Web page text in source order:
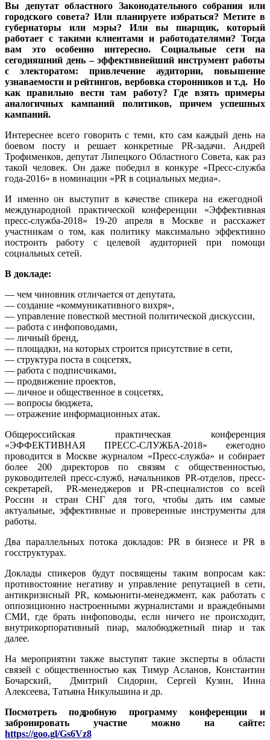
Вы депутат областного Законодательного собрания или
городского совета? Или планируете избраться? Метите в
губернаторы или мэры? Или вы пиарщик, который
работает с такими клиентами и работодателями? Тогда
вам это особенно интересно. Социальные сети на
сегодняшний день – эффективнейший инструмент работы
с электоратом: привлечение аудитории, повышение
узнаваемости и рейтингов, вербовка сторонников и т.д. Но
как правильно вести там работу? Где взять примеры
аналогичных кампаний политиков, причем успешных
кампаний.
Интереснее всего говорить с теми, кто сам каждый день на
боевом посту и решает конкретные PR-задачи. Андрей
Трофименков, депутат Липецкого Областного Совета, как раз
такой человек. Он даже победил в конкуре «Пресс-служба
года-2016» в номинации «PR в социальных медиа».
И именно он выступит в качестве спикера на ежегодной
международной практической конференции «Эффективная
пресс-служба-2018» 19-20 апреля в Москве и расскажет
участникам о том, как политику максимально эффективно
построить работу с целевой аудиторией при помощи
социальных сетей.
В докладе:
— чем чиновник отличается от депутата,
— создание «коммуникативного вихря»,
— управление повесткой местной политической дискуссии,
— работа с инфоповодами,
— личный бренд,
— площадки, на которых строится присутствие в сети,
— структура поста в соцсетях,
— работа с подписчиками,
— продвижение проектов,
— личное и общественное в соцсетях,
— вопросы бюджета,
— отражение информационных атак.
Общероссийская практическая конференция
«ЭФФЕКТИВНАЯ ПРЕСС-СЛУЖБА-2018» ежегодно
проводится в Москве журналом «Пресс-служба» и собирает
более 200 директоров по связям с общественностью,
руководителей пресс-служб, начальников PR-отделов, пресс-
секретарей, PR-менеджеров и PR-специалистов со всей
России и стран СНГ для того, чтобы дать им самые
актуальные, эффективные и проверенные инструменты для
работы.
Два параллельных потока докладов: PR в бизнесе и PR в
госструктурах.
Доклады спикеров будут посвящены таким вопросам как:
противостояние негативу и управление репутацией в сети,
антикризисный PR, комьюнити-менеджмент, как работать с
оппозиционно настроенными журналистами и враждебными
СМИ, где брать инфоповоды, если ничего не происходит,
внутрикорпоративный пиар, малобюджетный пиар и так
далее.
На мероприятии также выступят такие эксперты в области
связей с общественностью как Тимур Асланов, Константин
Бочарский, Дмитрий Сидорин, Сергей Кузин, Инна
Алексеева, Татьяна Никульшина и др.
Посмотреть подробную программу конференции и
забронировать участие можно на сайте:
https://goo.gl/Gs6Vz8